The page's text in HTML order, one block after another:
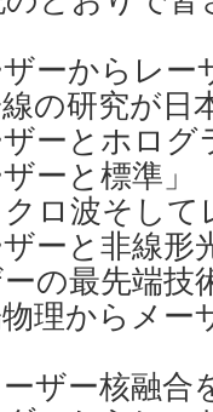
ーからレー
の研究が日
ーとホログ
ーと標準」
ロ波そして
ーと非線形
の最先端技
理からメー
ザー核融合